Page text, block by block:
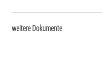
weitere Dokumente